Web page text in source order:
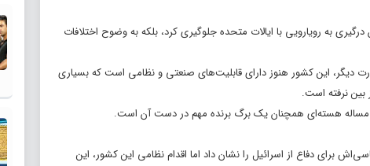
به رویارویی با ایالات متحده جلوگیری کرد، بلکه به وضوح اختلافات
دیگر، این کشور هنوز دارای قابلیت‌های صنعتی و نظامی است که بسیاری
بین نرفته است.
مساله هسته‌ای همچنان یک برگ برنده مهم در دست آن است.
برای دفاع از اسرائیل را نشان داد اما اقدام نظامی این کشور، این